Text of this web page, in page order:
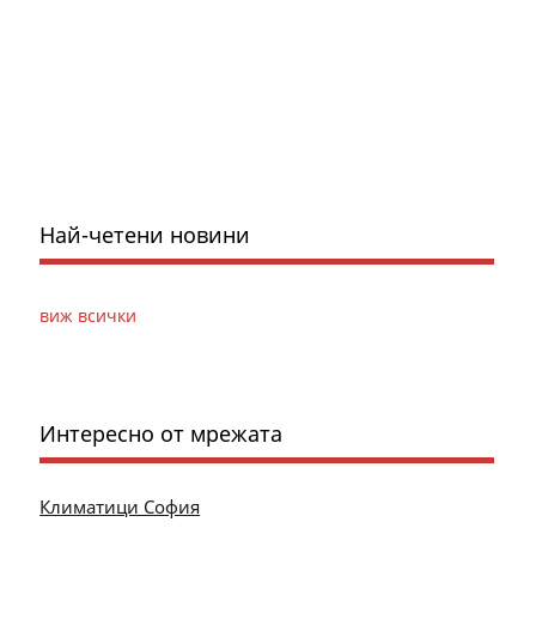
Най-четени новини
виж всички
Интересно от мрежата
Климатици София